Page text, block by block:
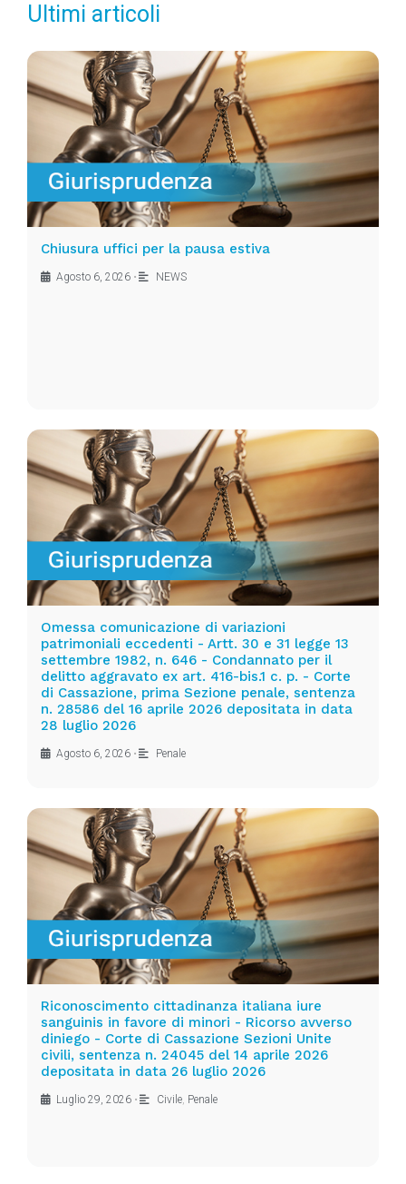
Ultimi articoli
Chiusura uffici per la pausa estiva
Agosto 6, 2026 • NEWS
Omessa comunicazione di variazioni
patrimoniali eccedenti - Artt. 30 e 31 legge 13
settembre 1982, n. 646 - Condannato per il
delitto aggravato ex art. 416-bis.1 c. p. - Corte
di Cassazione, prima Sezione penale, sentenza
n. 28586 del 16 aprile 2026 depositata in data
28 luglio 2026
Agosto 6, 2026 • Penale
Riconoscimento cittadinanza italiana iure
sanguinis in favore di minori - Ricorso avverso
diniego - Corte di Cassazione Sezioni Unite
civili, sentenza n. 24045 del 14 aprile 2026
depositata in data 26 luglio 2026
Luglio 29, 2026 • Civile, Penale